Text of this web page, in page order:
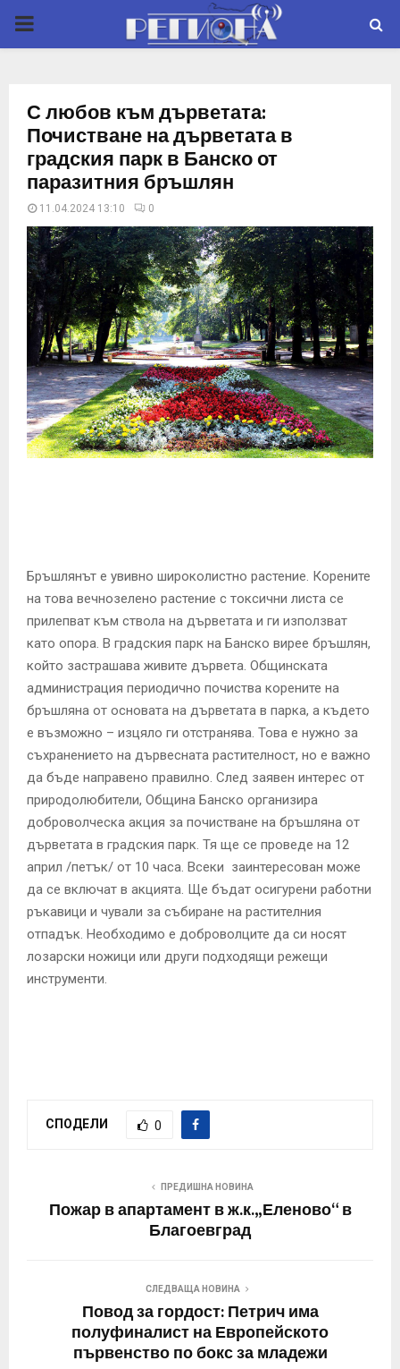
P
M
A
R
Y
M
E
N
С любов към дърветата:
Почистване на дърветата в
градския парк в Банско от
паразитния бръшлян
11.04.2024 13:10 0
Бръшлянът е увивно широколистно растение. Корените
на това вечнозелено растение с токсични листа се
прилепват към ствола на дърветата и ги използват
като опора. В градския парк на Банско вирее бръшлян,
който застрашава живите дървета. Общинската
администрация периодично почиства корените на
бръшляна от основата на дърветата в парка, а където
е възможно – изцяло ги отстранява. Това е нужно за
съхранението на дървесната растителност, но е важно
да бъде направено правилно. След заявен интерес от
природолюбители, Община Банско организира
доброволческа акция за почистване на бръшляна от
дърветата в градския парк. Тя ще се проведе на 12
април /петък/ от 10 часа. Всеки заинтересован може
да се включат в акцията. Ще бъдат осигурени работни
ръкавици и чували за събиране на растителния
отпадък. Необходимо е доброволците да си носят
лозарски ножици или други подходящи режещи
инструменти.
СПОДЕЛИ 0
ПРЕДИШНА НОВИНА
Пожар в апартамент в ж.к.„Еленово“ в
Благоевград
СЛЕДВАЩА НОВИНА
Повод за гордост: Петрич има
полуфиналист на Европейското
първенство по бокс за младежи